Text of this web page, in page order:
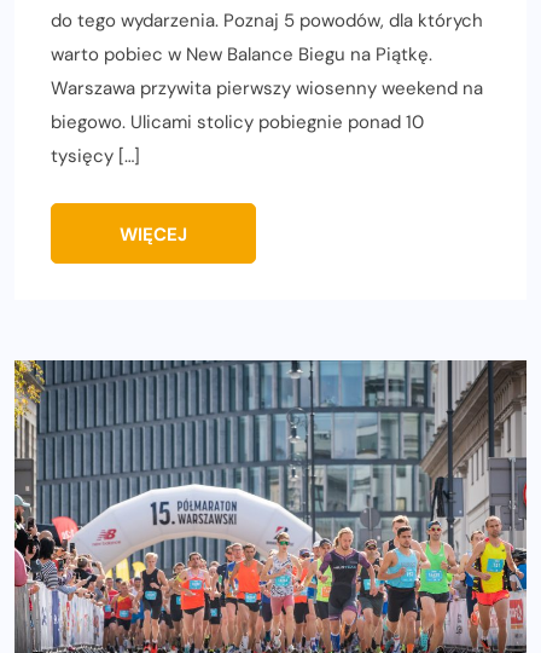
do tego wydarzenia. Poznaj 5 powodów, dla których
warto pobiec w New Balance Biegu na Piątkę.
Warszawa przywita pierwszy wiosenny weekend na
biegowo. Ulicami stolicy pobiegnie ponad 10
tysięcy […]
WIĘCEJ